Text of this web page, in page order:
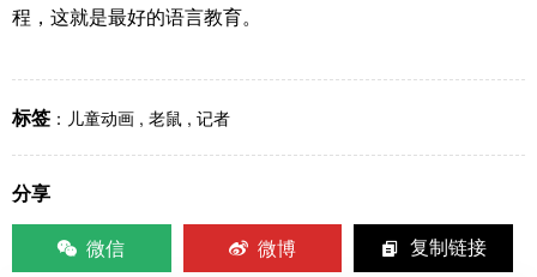
程，这就是最好的语言教育。
标签 ： 儿童动画 , 老鼠 , 记者
分享
微信
微博 复制链接